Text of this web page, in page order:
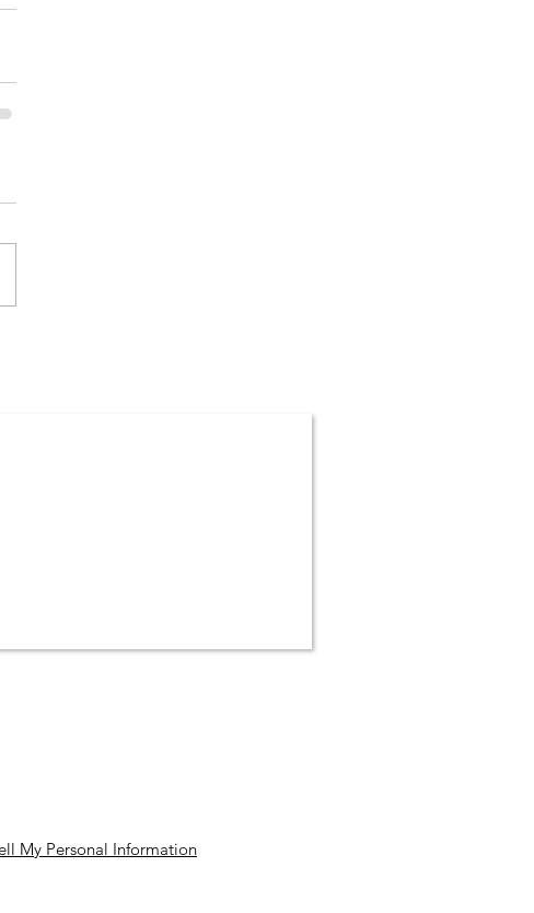
My Personal Information